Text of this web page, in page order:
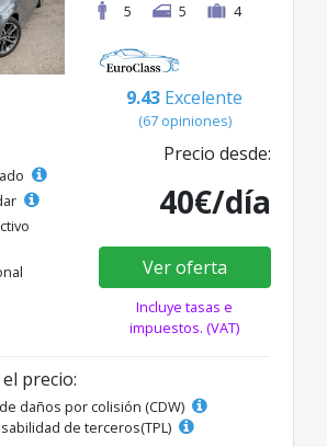
5
5 4
9.43 Excelente
(67 opiniones)
Precio desde:
40€/día
Ver oferta
Incluye tasas e
impuestos. (VAT)
precio:
daños por colisión (CDW)
de terceros(TPL)